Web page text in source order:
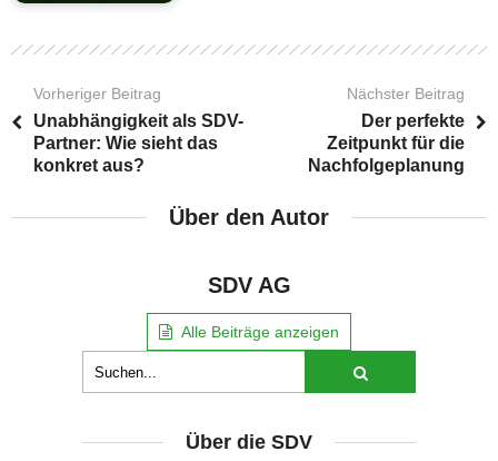
Vorheriger Beitrag
Unabhängigkeit als SDV-
Partner: Wie sieht das
konkret aus?
Nächster Beitrag
Der perfekte
Zeitpunkt für die
Nachfolgeplanung
Über den Autor
SDV AG
Alle Beiträge anzeigen
Über die SDV